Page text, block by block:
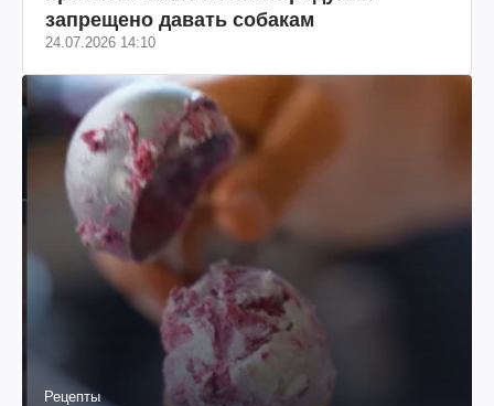
запрещено давать собакам
24.07.2026 14:10
Рецепты